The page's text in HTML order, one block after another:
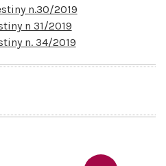
n.30/2019
n 31/2019
n. 34/2019